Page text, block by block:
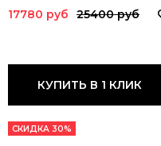
17780 руб 25400 руб
КУПИТЬ В 1 КЛИК
СКИДКА 30%